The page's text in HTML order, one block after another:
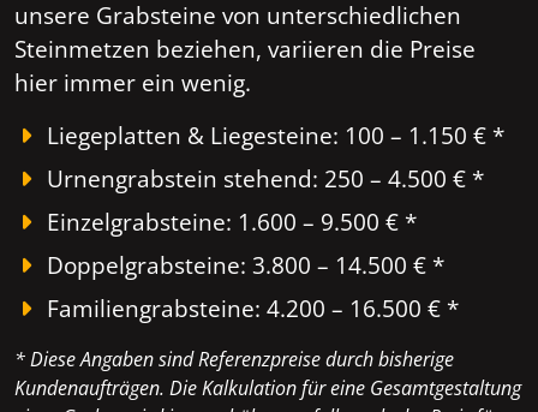
unsere Grabsteine von unterschiedlichen
Steinmetzen beziehen, variieren die Preise
hier immer ein wenig.
Liegeplatten & Liegesteine: 100 – 1.150 € *
Urnengrabstein stehend: 250 – 4.500 € *
Einzelgrabsteine: 1.600 – 9.500 € *
Doppelgrabsteine: 3.800 – 14.500 € *
Familiengrabsteine: 4.200 – 16.500 € *
* Diese Angaben sind Referenzpreise durch bisherige
Kundenaufträgen. Die Kalkulation für eine Gesamtgestaltung